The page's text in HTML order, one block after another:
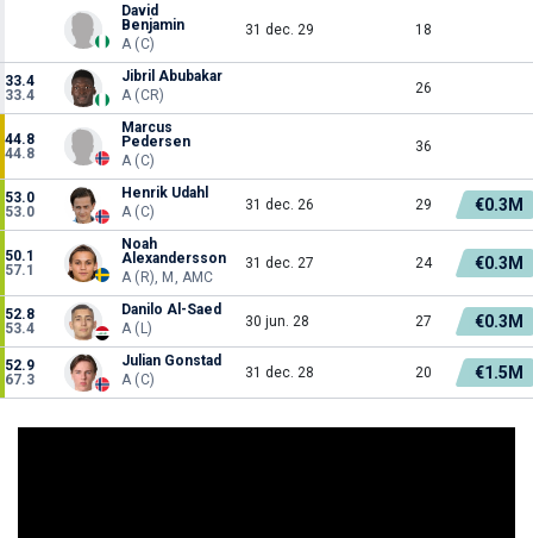
David
Benjamin
A (C)
31 dec. 29 18
33.4
33.4
Jibril Abubakar
A (CR)
26
44.8
44.8
Marcus
Pedersen
A (C)
36
53.0
53.0
Henrik Udahl
A (C)
31 dec. 26 29 €0.3M
50.1
57.1
Noah
Alexandersson
A (R), M, AMC
31 dec. 27 24 €0.3M
52.8
53.4
Danilo Al-Saed
A (L)
30 jun. 28 27 €0.3M
52.9
67.3
Julian Gonstad
A (C)
31 dec. 28 20 €1.5M